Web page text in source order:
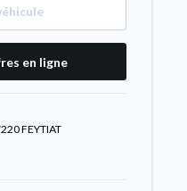
en ligne
FEYTIAT